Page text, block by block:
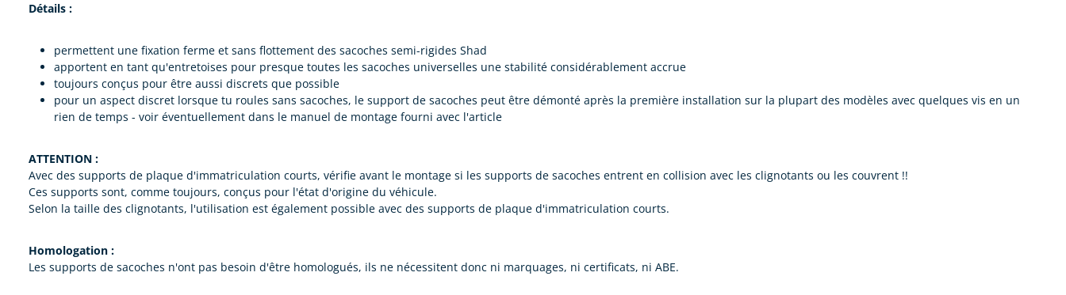
Détails :
permettent une fixation ferme et sans flottement des sacoches semi-rigides Shad
apportent en tant qu'entretoises pour presque toutes les sacoches universelles une stabilité considérablement accrue
toujours conçus pour être aussi discrets que possible
pour un aspect discret lorsque tu roules sans sacoches, le support de sacoches peut être démonté après la première installation sur la plupart des modèles avec quelques vis en un
rien de temps - voir éventuellement dans le manuel de montage fourni avec l'article
ATTENTION :
Avec des supports de plaque d'immatriculation courts, vérifie avant le montage si les supports de sacoches entrent en collision avec les clignotants ou les couvrent !!
Ces supports sont, comme toujours, conçus pour l'état d'origine du véhicule.
Selon la taille des clignotants, l'utilisation est également possible avec des supports de plaque d'immatriculation courts.
Homologation :
Les supports de sacoches n'ont pas besoin d'être homologués, ils ne nécessitent donc ni marquages, ni certificats, ni ABE.